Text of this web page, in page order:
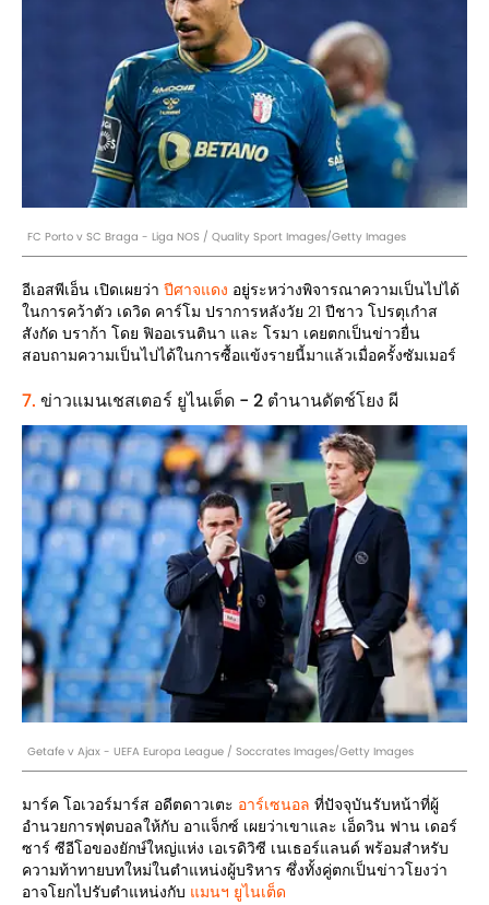
FC Porto v SC Braga - Liga NOS / Quality Sport Images/Getty Images
อีเอสพีเอ็น เปิดเผยว่า ปีศาจแดง อยู่ระหว่างพิจารณาความเป็นไปได้
ในการคว้าตัว เดวิด คาร์โม ปราการหลังวัย 21 ปีชาว โปรตุเกำส
สังกัด บราก้า โดย ฟิออเรนตินา และ โรมา เคยตกเป็นข่าวยื่น
สอบถามความเป็นไปได้ในการซื้อแข้งรายนี้มาแล้วเมื่อครั้งซัมเมอร์
7. ข่าวแมนเชสเตอร์ ยูไนเต็ด - 2 ตำนานดัตช์โยง ผี
Getafe v Ajax - UEFA Europa League / Soccrates Images/Getty Images
มาร์ค โอเวอร์มาร์ส อดีตดาวเตะ อาร์เซนอล ที่ปัจจุบันรับหน้าที่ผู้
อำนวยการฟุตบอลให้กับ อาแจ็กซ์ เผยว่าเขาและ เอ็ดวิน ฟาน เดอร์
ซาร์ ซีอีโอของยักษ์ใหญ่แห่ง เอเรดิวิซี เนเธอร์แลนด์ พร้อมสำหรับ
ความท้าทายบทใหม่ในตำแหน่งผู้บริหาร ซึ่งทั้งคู่ตกเป็นข่าวโยงว่า
อาจโยกไปรับตำแหน่งกับ แมนฯ ยูไนเต็ด